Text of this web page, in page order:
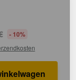
- 10%